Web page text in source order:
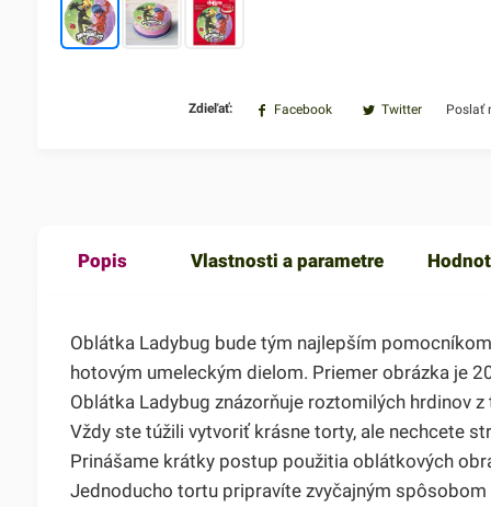
Zdieľať: Facebook Twitter Poslať
Popis Vlastnosti a parametre
Oblátka Ladybug bude tým najlepším
hotovým umeleckým dielom. Priemer obrázka je
Oblátka Ladybug znázorňuje roztomilých hrdinov
Vždy ste túžili vytvoriť krásne torty, ale nechcete
Prinášame krátky postup použitia oblátkových
Jednoducho tortu pripravíte zvyčajným